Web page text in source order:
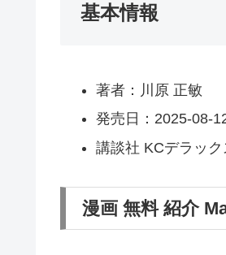
基本情報
著者：川原 正敏
発売日：2025-08-
講談社 KCデラック
漫画 無料 紹介